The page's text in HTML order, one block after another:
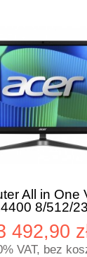
All in One
8/512/
492,90
VAT, bez